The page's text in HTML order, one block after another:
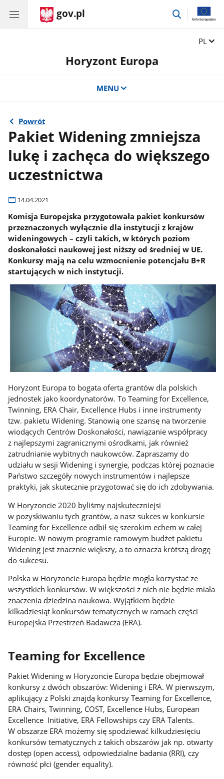
gov.pl
przejdź
Zmień
PL
Horyzont Europa
MENU
Powrót
Pakiet Widening zmniejsza
lukę i zachęca do większego
uczestnictwa
14.04.2021
Komisja Europejska przygotowała pakiet konkursów
przeznaczonych wyłącznie dla instytucji z krajów
wideningowych – czyli takich, w których poziom
doskonałości naukowej jest niższy od średniej w UE.
Konkursy mają na celu wzmocnienie potencjału B+R
startujących w nich instytucji.
Horyzont Europa to bogata oferta grantów dla polskich
jednostek jako koordynatorów. To Teaming for Excellence,
Twinning, ERA Chair, Excellence Hubs i inne instrumenty
tzw. pakietu Widening. Stanowią one szansę na tworzenie
wiodących Centrów Doskonałości, nawiązanie współpracy
z najlepszymi zagranicznymi ośrodkami, jak również
zatrudnianie wybitnych naukowców. Zapraszamy do
udziału w sesji Widening i synergie, podczas której poznacie
Państwo szczegóły nowych instrumentów i najlepsze
praktyki, jak skutecznie przygotować się do ich zdobywania.
W Horyzoncie 2020 byliśmy najskuteczniejsi
w pozyskiwaniu tych grantów, a nasz sukces w konkursie
Teaming for Excellence odbił się szerokim echem w całej
Europie. W nowym programie ramowym budżet pakietu
Widening jest znacznie większy, a to oznacza krótszą drogę
do sukcesu.
Polska w Horyzoncie Europa będzie mogła korzystać ze
wszystkich konkursów. W większości z nich nie będzie miała
znaczenia dziedzina naukowa. Wyjątkiem będzie
kilkadziesiąt konkursów tematycznych w ramach części
Europejska Przestrzeń Badawcza (ERA).
Teaming for Excellence
Pakiet Widening w Horyzoncie Europa będzie obejmował
konkursy z dwóch obszarów: Widening i ERA. W pierwszym,
aplikujący z Polski znajdą konkursy Teaming for Excellence,
ERA Chairs, Twinning, COST, Excellence Hubs, European
Excellence Initiative, ERA Fellowships czy ERA Talents.
W obszarze ERA możemy się spodziewać kilkudziesięciu
konkursów tematycznych z takich obszarów jak np. otwarty
dostęp (open access), odpowiedzialne badania (RRI), czy
równość płci (gender equality).